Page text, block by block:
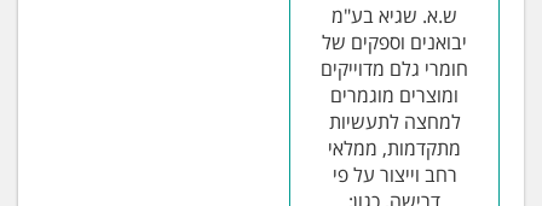
ש.א. שגיא בע"מ
יבואנים וספקים של
חומרי גלם מדוייקים
ומוצרים מוגמרים
למחצה לתעשיות
מתקדמות, ממלאי
רחב וייצור על פי
דרישה. כגון: